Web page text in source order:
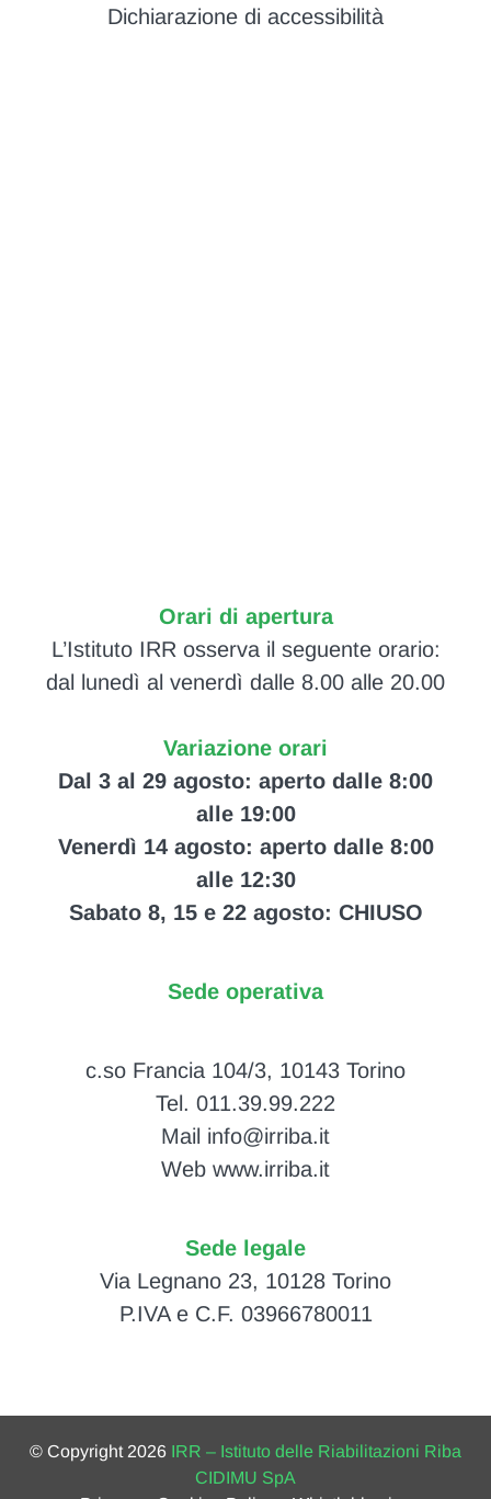
Dichiarazione di accessibilità
Orari di apertura
L’Istituto IRR osserva il seguente orario:
dal lunedì al venerdì dalle 8.00 alle 20.00
Variazione orari
Dal 3 al 29 agosto: aperto dalle 8:00
alle 19:00
Venerdì 14 agosto: aperto dalle 8:00
alle 12:30
Sabato 8, 15 e 22 agosto: CHIUSO
Sede operativa
c.so Francia 104/3, 10143 Torino
Tel. 011.39.99.222
Mail info@irriba.it
Web www.irriba.it
Sede legale
Via Legnano 23, 10128 Torino
P.IVA e C.F. 03966780011
© Copyright 2026 IRR – Istituto delle Riabilitazioni Riba
CIDIMU SpA